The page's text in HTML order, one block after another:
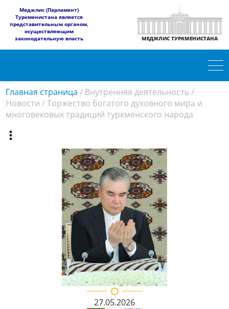
​Меджлис (Парламент)
Туркменистана является
представительным органом,
осуществляющим
законодательную власть
МЕДЖЛИС ТУРКМЕНИСТАНА
Главная страница / Внутренняя деятельность/
Новости /Торжество богатого духовного мира и
многовековых традиций туркменского народа
27.05.2026